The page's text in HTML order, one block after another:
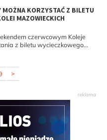
KORZYSTAĆ Z BILETU
MAZOWIECKICH
czerwcowym Koleje
z biletu wycieczkowego...
>